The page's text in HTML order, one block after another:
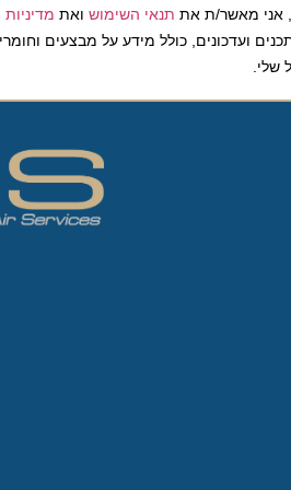
מאשר/ת אתתנאי השימושואת מדיניות
כולל מידע על מבצעים וחומרים